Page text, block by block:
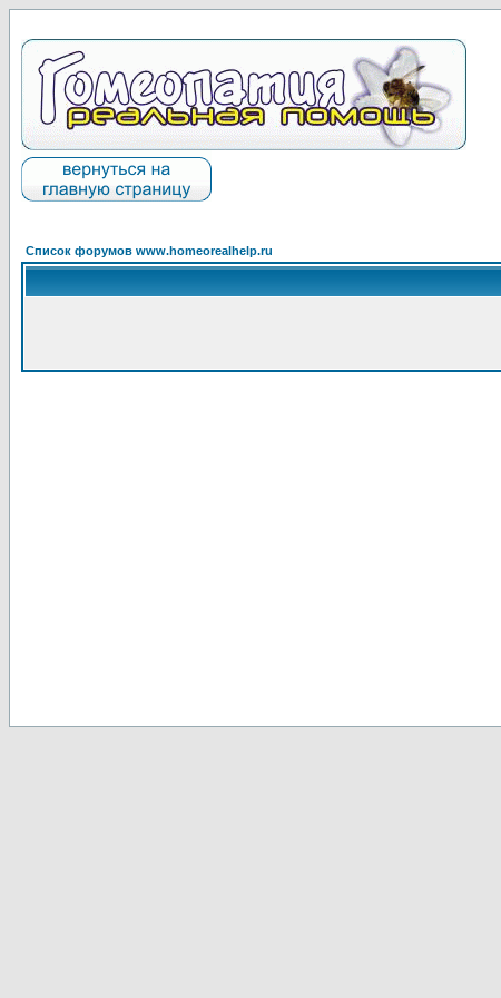
Список форумов www.homeorealhelp.ru